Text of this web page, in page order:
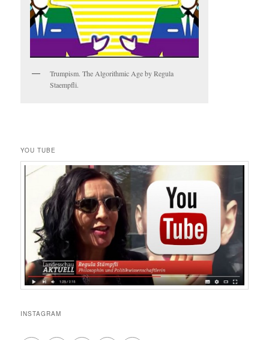
Trumpism. The Algorithmic Age by Regula
Staempfli.
YOU TUBE
INSTAGRAM